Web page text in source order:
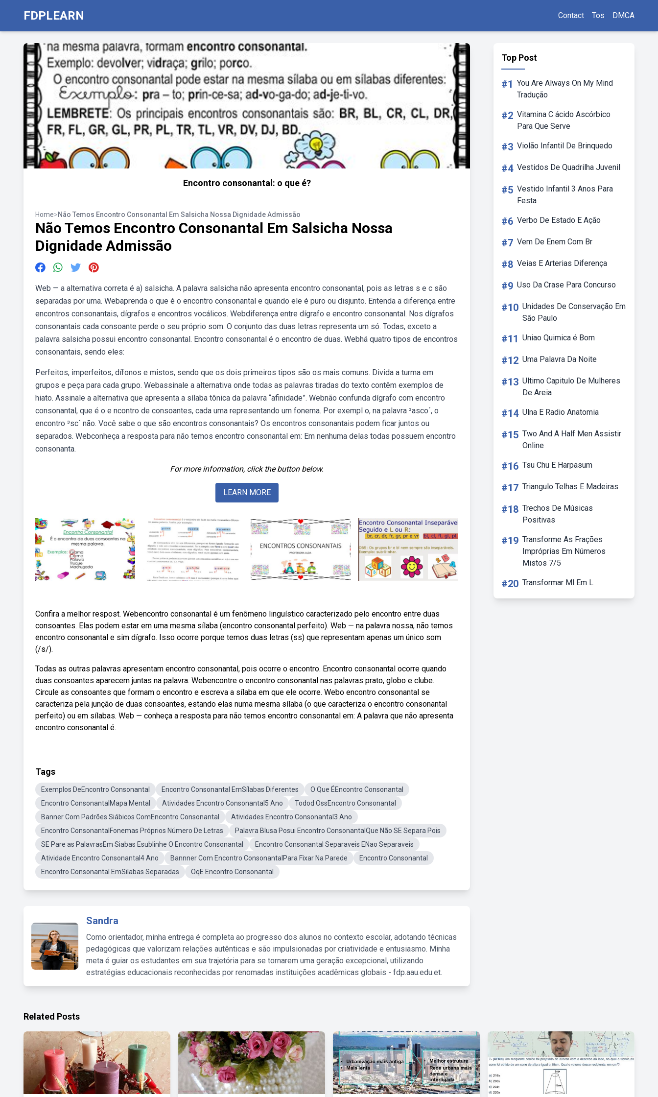
FDPLEARN Contact Tos DMCA
Encontro consonantal: o que é?
Home>Não Temos Encontro Consonantal Em Salsicha Nossa Dignidade Admissão
Não Temos Encontro Consonantal Em Salsicha Nossa
Dignidade Admissão
Web — a alternativa correta é a) salsicha. A palavra salsicha não apresenta encontro consonantal, pois as letras s e c são
separadas por uma. Webaprenda o que é o encontro consonantal e quando ele é puro ou disjunto. Entenda a diferença entre
encontros consonantais, dígrafos e encontros vocálicos. Webdiferença entre dígrafo e encontro consonantal. Nos dígrafos
consonantais cada consoante perde o seu próprio som. O conjunto das duas letras representa um só. Todas, exceto a
palavra salsicha possui encontro consonantal. Encontro consonantal é o encontro de duas. Webhá quatro tipos de encontros
consonantais, sendo eles:
Perfeitos, imperfeitos, dífonos e mistos, sendo que os dois primeiros tipos são os mais comuns. Divida a turma em
grupos e peça para cada grupo. Webassinale a alternativa onde todas as palavras tiradas do texto contêm exemplos de
hiato. Assinale a alternativa que apresenta a sílaba tônica da palavra “afinidade”. Webnão confunda dígrafo com encontro
consonantal, que é o e ncontro de consoantes, cada uma representando um fonema. Por exempl o, na palavra ³asco´, o
encontro ³sc´ não. Você sabe o que são encontros consonantais? Os encontros consonantais podem ficar juntos ou
separados. Webconheça a resposta para não temos encontro consonantal em: Em nenhuma delas todas possuem encontro
consonanta.
For more information, click the button below.
LEARN MORE
Confira a melhor respost. Webencontro consonantal é um fenômeno linguístico caracterizado pelo encontro entre duas
consoantes. Elas podem estar em uma mesma sílaba (encontro consonantal perfeito). Web — na palavra nossa, não temos
encontro consonantal e sim dígrafo. Isso ocorre porque temos duas letras (ss) que representam apenas um único som
(/s/).
Todas as outras palavras apresentam encontro consonantal, pois ocorre o encontro. Encontro consonantal ocorre quando
duas consoantes aparecem juntas na palavra. Webencontre o encontro consonantal nas palavras prato, globo e clube.
Circule as consoantes que formam o encontro e escreva a sílaba em que ele ocorre. Webo encontro consonantal se
caracteriza pela junção de duas consoantes, estando elas numa mesma sílaba (o que caracteriza o encontro consonantal
perfeito) ou em sílabas. Web — conheça a resposta para não temos encontro consonantal em: A palavra que não apresenta
encontro consonantal é.
Tags
Exemplos DeEncontro Consonantal Encontro Consonantal EmSílabas Diferentes
O Que ÉEncontro Consonantal
Encontro ConsonantalMapa Mental
Atividades Encontro Consonantal5 Ano
Todod OssEncontro Consonantal
Banner Com Padrões Siábicos ComEncontro Consonantal
Atividades Encontro Consonantal3 Ano
Encontro ConsonantalFonemas Próprios Número De Letras
Palavra Blusa Posui Encontro ConsonantalQue Não SE Separa Pois
SE Pare as PalavrasEm Siabas Esublinhe O Encontro Consonantal
Encontro Consonantal Separaveis ENao Separaveis
Atividade Encontro Consonantal4 Ano
Bannner Com Encontro ConsonantalPara Fixar Na Parede
Encontro Consonantal
Encontro Consonantal EmSilabas Separadas
OqE Encontro Consonantal
Sandra
Como orientador, minha entrega é completa ao progresso dos alunos no contexto escolar, adotando técnicas
pedagógicas que valorizam relações autênticas e são impulsionadas por criatividade e entusiasmo. Minha
meta é guiar os estudantes em sua trajetória para se tornarem uma geração excepcional, utilizando
estratégias educacionais reconhecidas por renomadas instituições acadêmicas globais - fdp.aau.edu.et.
Top Post
#1 You Are Always On My Mind
Tradução
#2 Vitamina C ácido Ascórbico
Para Que Serve
#3 Violão Infantil De Brinquedo
#4 Vestidos De Quadrilha Juvenil
#5 Vestido Infantil 3 Anos Para
Festa
#6 Verbo De Estado E Ação
#7 Vem De Enem Com Br
#8 Veias E Arterias Diferença
#9 Uso Da Crase Para Concurso
#10 Unidades De Conservação Em
São Paulo
#11 Uniao Quimica é Bom
#12 Uma Palavra Da Noite
#13 Ultimo Capitulo De Mulheres
De Areia
#14 Ulna E Radio Anatomia
#15 Two And A Half Men Assistir
Online
#16 Tsu Chu E Harpasum
#17 Triangulo Telhas E Madeiras
#18 Trechos De Músicas
Positivas
#19 Transforme As Frações
Impróprias Em Números
Mistos 7/5
#20 Transformar Ml Em L
Related Posts